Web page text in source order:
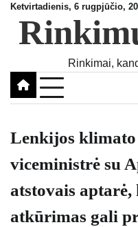
Skip
content
Ketvirtadienis, 6 rugpjūčio,
Rinkimai,
Lenkijos
viceministrė su
atstovais aptarė,
atkūrimas gali